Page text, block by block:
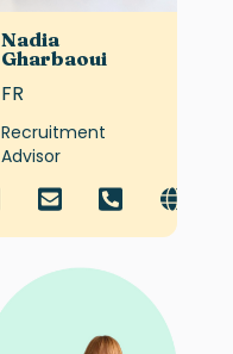
Nadia
Gharbaoui
FR
Recruitment
Advisor